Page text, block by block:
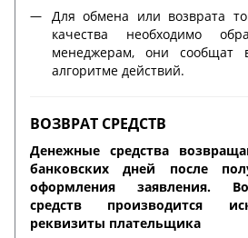
Для обмена или возврата
качества необходимо
менеджерам, они сообщат
алгоритме действий.
ВОЗВРАТ СРЕДСТВ
Денежные средства
банковских дней после
оформления заявления.
средств производится
реквизиты плательщика